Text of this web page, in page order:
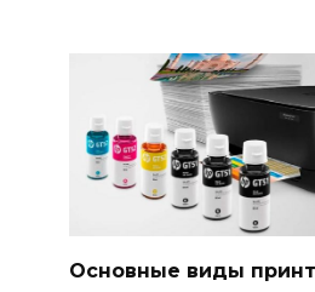
Основные виды